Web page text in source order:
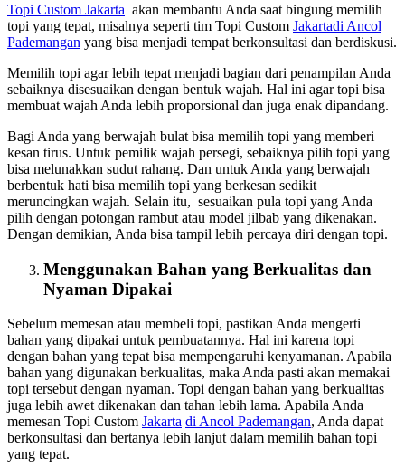
Topi Custom Jakarta akan membantu Anda saat bingung memilih
topi yang tepat, misalnya seperti tim Topi Custom Jakartadi Ancol
Pademangan yang bisa menjadi tempat berkonsultasi dan berdiskusi.
Memilih topi agar lebih tepat menjadi bagian dari penampilan Anda
sebaiknya disesuaikan dengan bentuk wajah. Hal ini agar topi bisa
membuat wajah Anda lebih proporsional dan juga enak dipandang.
Bagi Anda yang berwajah bulat bisa memilih topi yang memberi
kesan tirus. Untuk pemilik wajah persegi, sebaiknya pilih topi yang
bisa melunakkan sudut rahang. Dan untuk Anda yang berwajah
berbentuk hati bisa memilih topi yang berkesan sedikit
meruncingkan wajah. Selain itu, sesuaikan pula topi yang Anda
pilih dengan potongan rambut atau model jilbab yang dikenakan.
Dengan demikian, Anda bisa tampil lebih percaya diri dengan topi.
Menggunakan Bahan yang Berkualitas dan
Nyaman Dipakai
Sebelum memesan atau membeli topi, pastikan Anda mengerti
bahan yang dipakai untuk pembuatannya. Hal ini karena topi
dengan bahan yang tepat bisa mempengaruhi kenyamanan. Apabila
bahan yang digunakan berkualitas, maka Anda pasti akan memakai
topi tersebut dengan nyaman. Topi dengan bahan yang berkualitas
juga lebih awet dikenakan dan tahan lebih lama. Apabila Anda
memesan Topi Custom Jakarta di Ancol Pademangan, Anda dapat
berkonsultasi dan bertanya lebih lanjut dalam memilih bahan topi
yang tepat.